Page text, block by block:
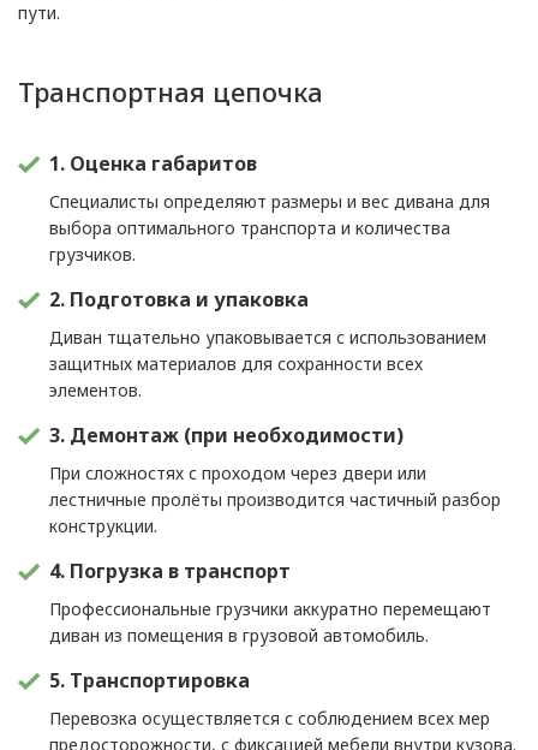
пути.
Транспортная цепочка
1. Оценка габаритов
Специалисты определяют размеры и вес дивана для
выбора оптимального транспорта и количества
грузчиков.
2. Подготовка и упаковка
Диван тщательно упаковывается с использованием
защитных материалов для сохранности всех
элементов.
3. Демонтаж (при необходимости)
При сложностях с проходом через двери или
лестничные пролёты производится частичный разбор
конструкции.
4. Погрузка в транспорт
Профессиональные грузчики аккуратно перемещают
диван из помещения в грузовой автомобиль.
5. Транспортировка
Перевозка осуществляется с соблюдением всех мер
предосторожности, с фиксацией мебели внутри кузова.